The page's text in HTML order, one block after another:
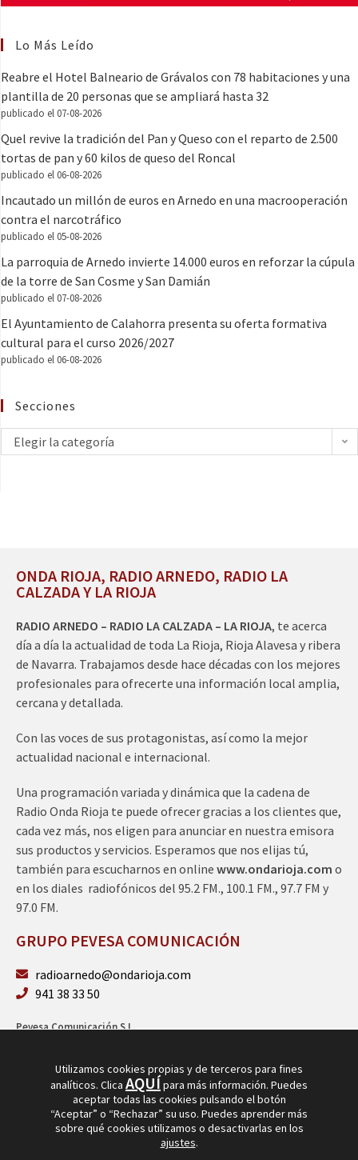
Lo Más Leído
Reabre el Hotel Balneario de Grávalos con 78 habitaciones y una
plantilla de 20 personas que se ampliará hasta 32
publicado el 07-08-2026
Quel revive la tradición del Pan y Queso con el reparto de 2.500
tortas de pan y 60 kilos de queso del Roncal
publicado el 06-08-2026
Incautado un millón de euros en Arnedo en una macrooperación
contra el narcotráfico
publicado el 05-08-2026
La parroquia de Arnedo invierte 14.000 euros en reforzar la cúpula
de la torre de San Cosme y San Damián
publicado el 07-08-2026
El Ayuntamiento de Calahorra presenta su oferta formativa
cultural para el curso 2026/2027
publicado el 06-08-2026
Secciones
Elegir la categoría
ONDA RIOJA, RADIO ARNEDO, RADIO LA
CALZADA Y LA RIOJA
RADIO ARNEDO – RADIO LA CALZADA – LA RIOJA, te acerca
día a día la actualidad de toda La Rioja, Rioja Alavesa y ribera
de Navarra. Trabajamos desde hace décadas con los mejores
profesionales para ofrecerte una información local amplia,
cercana y detallada.
Con las voces de sus protagonistas, así como la mejor
actualidad nacional e internacional.
Una programación variada y dinámica que la cadena de
Radio Onda Rioja te puede ofrecer gracias a los clientes que,
cada vez más, nos eligen para anunciar en nuestra emisora
sus productos y servicios. Esperamos que nos elijas tú,
también para escucharnos en online www.ondarioja.com o
en los diales radiofónicos del 95.2 FM., 100.1 FM., 97.7 FM y
97.0 FM.
GRUPO PEVESA COMUNICACIÓN
radioarnedo@ondarioja.com
941 38 33 50
Pevesa Comunicación S.L.
Utilizamos cookies propias y de terceros para fines
analíticos. Clica AQUÍpara más información. Puedes
aceptar todas las cookies pulsando el botón
“Aceptar” o “Rechazar” su uso. Puedes aprender más
sobre qué cookies utilizamos o desactivarlas en los
ajustes.